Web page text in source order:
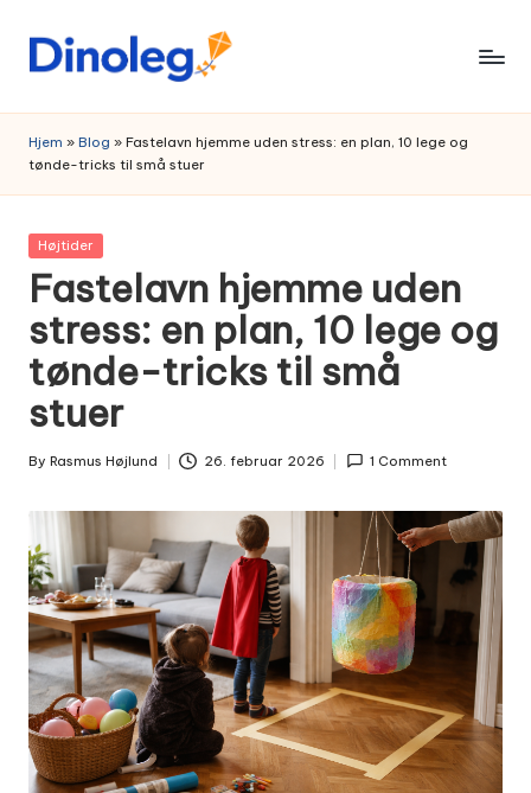
content
Hjem » Blog » Fastelavn hjemme uden stress: en plan, 10 lege og
tønde-tricks til små stuer
Posted
Højtider
Fastelavn hjemme uden
stress: en plan, 10 lege og
tønde-tricks til små
stuer
Posted
By Rasmus Højlund 26. februar 2026 1 Comment